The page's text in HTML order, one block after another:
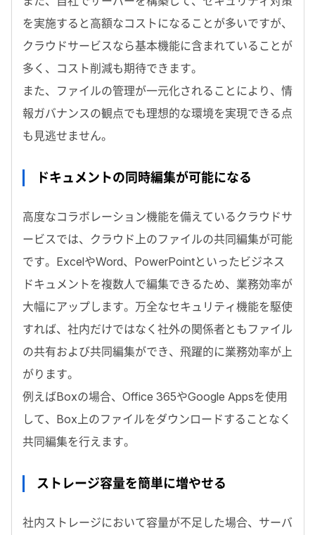
を実施すると高額なコストになることが多いですが、
クラウドサービスなら基本機能に含まれていることが
多く、コスト削減も期待できます。
また、ファイルの管理が一元化されることにより、情
報ガバナンスの観点でも理想的な環境を実現できる点
も見逃せません。
ドキュメントの同時編集が可能になる
高度なコラボレーション機能を備えているクラウドサ
ービスでは、クラウド上のファイルの共同編集が可能
です。ExcelやWord、PowerPointといったビジネス
ドキュメントを複数人で編集できるため、業務効率が
大幅にアップします。万全なセキュリティ機能を駆使
すれば、社内だけではなく社外の関係者ともファイル
の共有および共同編集ができ、飛躍的に業務効率が上
がります。
例えばBoxの場合、Office 365やGoogle Appsを使用
して、Box上のファイルをダウンロードすることなく
共同編集を行えます。
ストレージ容量を簡単に増やせる
社内ストレージにおいて容量が不足した場合、サーバ